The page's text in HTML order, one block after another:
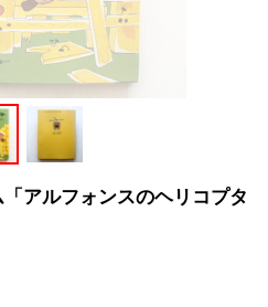
アルフォンスのヘリコプタ